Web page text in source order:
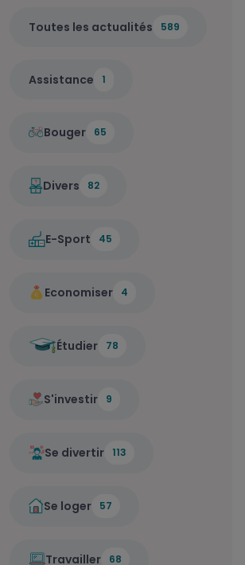
Toutes les actualités 589
Assistance 1
Bouger 65
Divers 82
E-Sport 45
Economiser 4
Étudier 78
S'investir 9
Se divertir 113
Se loger 57
Travailler 68